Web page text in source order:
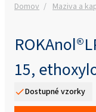
Domov Maziva a
15,
Dostupné vzorky